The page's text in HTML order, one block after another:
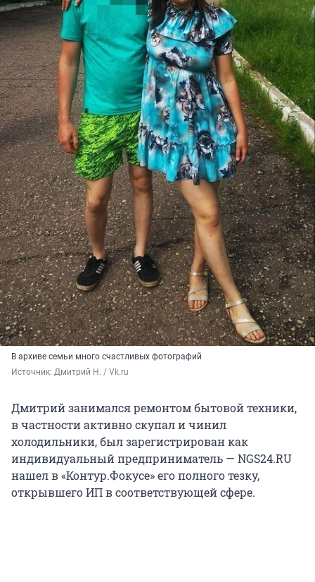
В архиве семьи много счастливых фотографий
Источник: Дмитрий Н. / Vk.ru
Дмитрий занимался ремонтом бытовой техники,
в частности активно скупал и чинил
холодильники, был зарегистрирован как
индивидуальный предприниматель — NGS24.RU
нашел в «Контур.Фокусе» его полного тезку,
открывшего ИП в соответствующей сфере.